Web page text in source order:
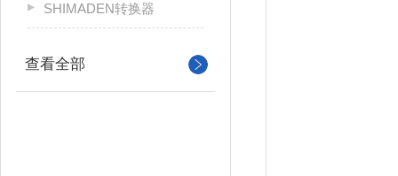
SHIMADEN转换器
查看全部